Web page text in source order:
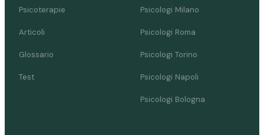
Psicoterapie
Articoli
Glossario
Test
Psicologi Milano
Psicologi Roma
Psicologi Torino
Psicologi Napoli
Psicologi Bologna